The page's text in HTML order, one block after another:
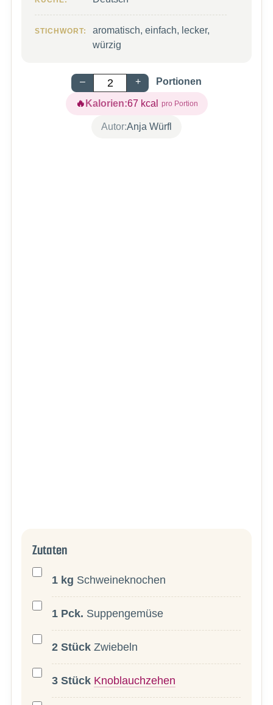
STICHWORT:
aromatisch, einfach, lecker,
würzig
– + Portionen
Kalorien:67 kcal
Autor:Anja Würfl
Zutaten
1 kg Schweineknochen
1 Pck. Suppengemüse
2 Stück Zwiebeln
3 Stück Knoblauchzehen